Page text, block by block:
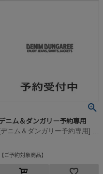
ニム＆ダンガリー予約専用
ご予約対象商品